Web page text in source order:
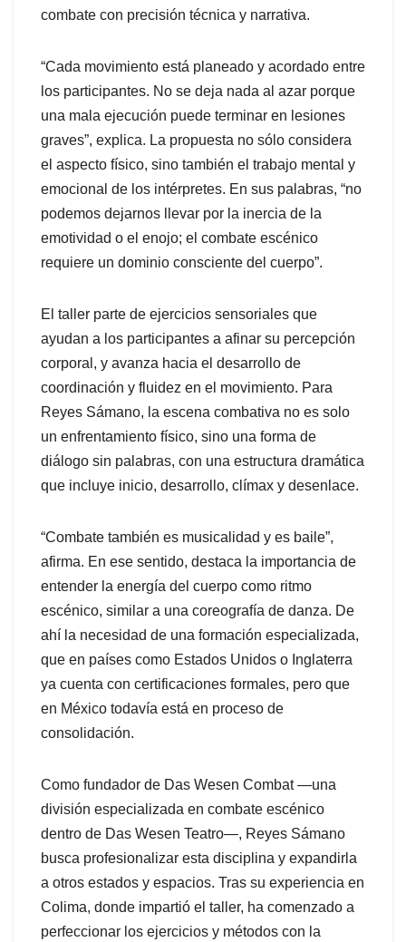
combate con precisión técnica y narrativa.
“Cada movimiento está planeado y acordado entre
los participantes. No se deja nada al azar porque
una mala ejecución puede terminar en lesiones
graves”, explica. La propuesta no sólo considera
el aspecto físico, sino también el trabajo mental y
emocional de los intérpretes. En sus palabras, “no
podemos dejarnos llevar por la inercia de la
emotividad o el enojo; el combate escénico
requiere un dominio consciente del cuerpo”.
El taller parte de ejercicios sensoriales que
ayudan a los participantes a afinar su percepción
corporal, y avanza hacia el desarrollo de
coordinación y fluidez en el movimiento. Para
Reyes Sámano, la escena combativa no es solo
un enfrentamiento físico, sino una forma de
diálogo sin palabras, con una estructura dramática
que incluye inicio, desarrollo, clímax y desenlace.
“Combate también es musicalidad y es baile”,
afirma. En ese sentido, destaca la importancia de
entender la energía del cuerpo como ritmo
escénico, similar a una coreografía de danza. De
ahí la necesidad de una formación especializada,
que en países como Estados Unidos o Inglaterra
ya cuenta con certificaciones formales, pero que
en México todavía está en proceso de
consolidación.
Como fundador de Das Wesen Combat —una
división especializada en combate escénico
dentro de Das Wesen Teatro—, Reyes Sámano
busca profesionalizar esta disciplina y expandirla
a otros estados y espacios. Tras su experiencia en
Colima, donde impartió el taller, ha comenzado a
perfeccionar los ejercicios y métodos con la